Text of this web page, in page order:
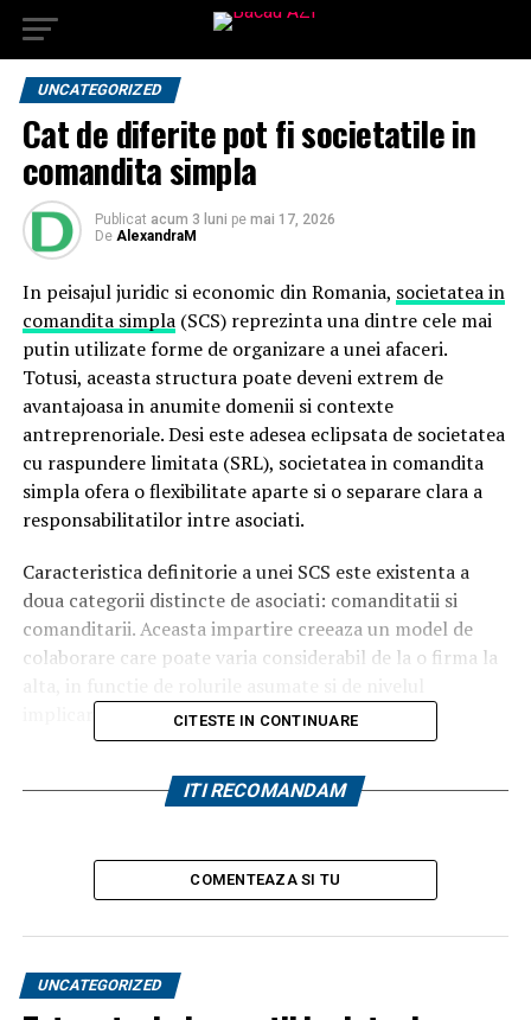
UNCATEGORIZED
Cat de diferite pot fi societatile in
comandita simpla
Publicat acum 3 luni pe mai 17, 2026
De AlexandraM
In peisajul juridic si economic din Romania, societatea in
comandita simpla(SCS) reprezinta una dintre cele mai
putin utilizate forme de organizare a unei afaceri.
Totusi, aceasta structura poate deveni extrem de
avantajoasa in anumite domenii si contexte
antreprenoriale. Desi este adesea eclipsata de societatea
cu raspundere limitata (SRL), societatea in comandita
simpla ofera o flexibilitate aparte si o separare clara a
responsabilitatilor intre asociati.
Caracteristica definitorie a unei SCS este existenta a
doua categorii distincte de asociati: comanditatii si
comanditarii. Aceasta impartire creeaza un model de
colaborare care poate varia considerabil de la o firma la
implicarii fiecarei parti.
Cine conduce si cine investeste
simpla?
afacerea si raspund nelimitat pentru obligatiile
societatii. Cu alte cuvinte, patrimoniul lor personal
CITESTE IN CONTINUARE
ITI RECOMANDAM
COMENTEAZA SI TU
UNCATEGORIZED